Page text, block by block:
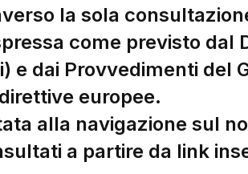
la sola
come previsto dal
e dai Provvedimenti del
europee.
alla navigazione sul
a partire da link